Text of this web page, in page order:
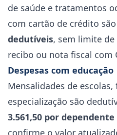
de saúde e tratamentos
com cartão de crédito são
dedutíveis, sem limite de
recibo ou nota fiscal com
Despesas com educação
Mensalidades de
especialização são
3.561,50 por dependente
confirme o valor